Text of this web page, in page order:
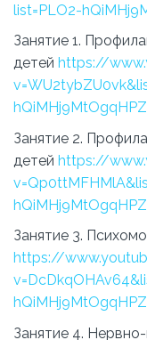
list=PLO2-
Занятие 1.
детей https://
Занятие 2.
детей https://
Занятие 3.
https://
Занятие 4.